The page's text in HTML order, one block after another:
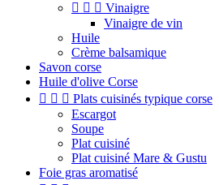
   Vinaigre
Vinaigre de vin
Huile
Crème balsamique
Savon corse
Huile d'olive Corse
   Plats cuisinés typique corse
Escargot
Soupe
Plat cuisiné
Plat cuisiné Mare & Gustu
Foie gras aromatisé